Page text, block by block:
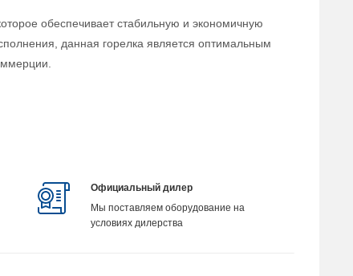
обеспечивает стабильную и экономичную
данная горелка является оптимальным
Официальный дилер
Мы поставляем оборудование на
условиях дилерства